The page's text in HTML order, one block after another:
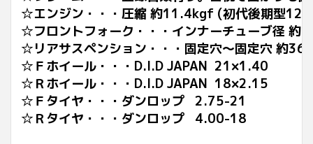
☆エンジン・・・圧縮 約11.4kgf (初代後期型
☆フロントフォーク・・・インナーチューブ径
☆リアサスペンション・・・固定穴～固定穴 約
☆Ｆホイール・・・D.I.D JAPAN 21×1.40
☆Ｒホイール・・・D.I.D JAPAN 18×2.15
☆Ｆタイヤ・・・ダンロップ 2.75-21
☆Ｒタイヤ・・・ダンロップ 4.00-18